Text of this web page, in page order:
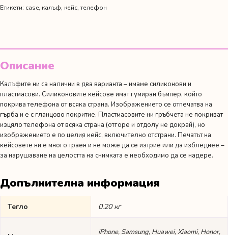
Етикети: case, калъф, кейс, телефон
Описание
Калъфите ни са налични в два варианта – имаме силиконови и
пластмасови. Силиконовите кейсове имат гумиран бъмпер, който
покрива телефона от всяка страна. Изображението се отпечатва на
гърба и е с гланцово покритие. Пластмасовите ни гръбчета не покриват
изцяло телефона от всяка страна (отгоре и отдолу не докрай), но
изображението е по целия кейс, включително отстрани. Печатът на
кейсовете ни е много траен и не може да се изтрие или да избледнее –
за нарушаване на целостта на снимката е необходимо да се надере.
Допълнителна информация
Тегло 0.20 кг
iPhone, Samsung, Huawei, Xiaomi, Honor,